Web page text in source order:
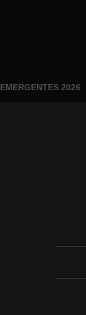
EMERGENTES 2026